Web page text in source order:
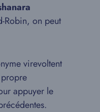
Robin, on peut
virevoltent
appuyer le